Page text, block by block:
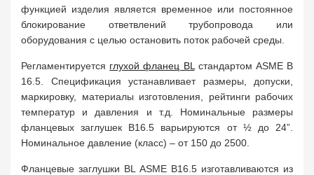
функцией изделия является временное или постоянное
блокирование ответвлений трубопровода или
оборудования с целью остановить поток рабочей среды.
Регламентируется глухой фланец BL стандартом ASME B
16.5. Спецификация устанавливает размеры, допуски,
маркировку, материалы изготовления, рейтинги рабочих
температур и давления и т.д. Номинальные размеры
фланцевых заглушек B16.5 варьируются от ½ до 24”.
Номинальное давление (класс) – от 150 до 2500.
Фланцевые заглушки BL ASME B16.5 изготавливаются из